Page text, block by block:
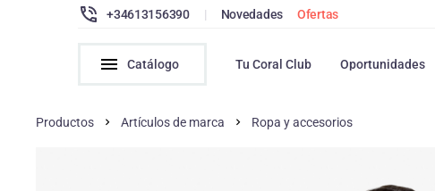
+34613156390 | Novedades Ofertas
Catálogo Tu Coral Club Oportunidades
Productos Artículos de marca Ropa y accesorios